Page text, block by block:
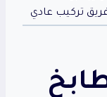
تركيب عادي